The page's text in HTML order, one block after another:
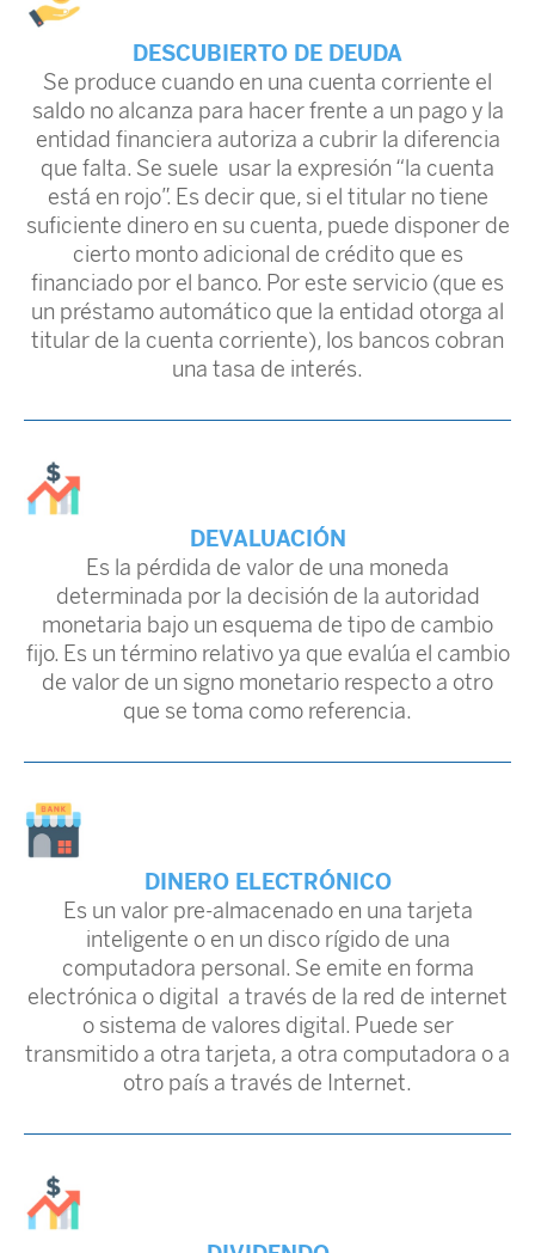
DESCUBIERTO DE DEUDA
Se produce cuando en una cuenta corriente el
saldo no alcanza para hacer frente a un pago y la
entidad financiera autoriza a cubrir la diferencia
que falta. Se suele usar la expresión “la cuenta
está en rojo”. Es decir que, si el titular no tiene
suficiente dinero en su cuenta, puede disponer de
cierto monto adicional de crédito que es
financiado por el banco. Por este servicio (que es
un préstamo automático que la entidad otorga al
titular de la cuenta corriente), los bancos cobran
una tasa de interés.
DEVALUACIÓN
Es la pérdida de valor de una moneda
determinada por la decisión de la autoridad
monetaria bajo un esquema de tipo de cambio
fijo. Es un término relativo ya que evalúa el cambio
de valor de un signo monetario respecto a otro
que se toma como referencia.
DINERO ELECTRÓNICO
Es un valor pre-almacenado en una tarjeta
inteligente o en un disco rígido de una
computadora personal. Se emite en forma
electrónica o digital a través de la red de internet
o sistema de valores digital. Puede ser
transmitido a otra tarjeta, a otra computadora o a
otro país a través de Internet.